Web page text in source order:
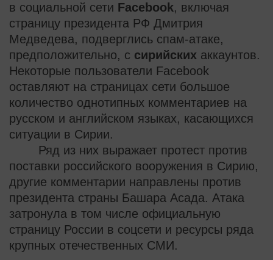
в социальной сети Facebook, включая
страницу президента РФ Дмитрия
Медведева, подверглись спам-атаке,
предположительно, с сирийских аккаунтов.
Некоторые пользователи Facebook
оставляют на страницах сети большое
количество однотипных комментариев на
русском и английском языках, касающихся
ситуации в Сирии.
Ряд из них выражает протест против
поставки российского вооружения в Сирию,
другие комментарии направлены против
президента страны Башара Асада. Атака
затронула в том числе официальную
страницу России в соцсети и ресурсы ряда
крупных отечественных СМИ.